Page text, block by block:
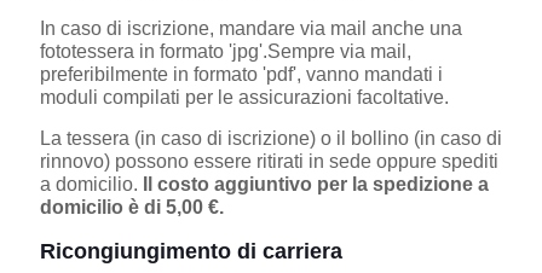
In caso di iscrizione, mandare via mail anche una
fototessera in formato 'jpg'.Sempre via mail,
preferibilmente in formato 'pdf', vanno mandati i
moduli compilati per le assicurazioni facoltative.
La tessera (in caso di iscrizione) o il bollino (in caso di
rinnovo) possono essere ritirati in sede oppure spediti
a domicilio.
Il costo aggiuntivo per la spedizione a
domicilio è di 5,00 €.
Ricongiungimento di carriera